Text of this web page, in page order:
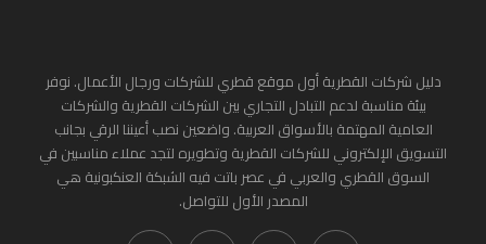
دليل شركات القطرية أول موقع قطري للشركات ورجال الأعمال. نوفر
بيئة مناسبة لدعم التبادل التجاري بين الشركات القطرية والشركات
العامية المهتمة بالأسواق العربية. واضعين نصب أعيننا الرقي بجانب
التسويق الإلكتروني للشركات القطرية وتطويره لتجد عملاء مناسبين في
السوق القطري والعربي في عصر باتت فيه الشبكة العنكبونية هي
المصدر الأول للتواصل.